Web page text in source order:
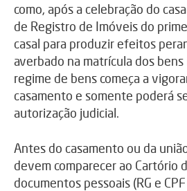
como, após a celebração do
de Registro de Imóveis do
casal para produzir efeitos
averbado na matrícula dos bens
regime de bens começa a
casamento e somente poderá
autorização judicial.
Antes do casamento ou da
devem comparecer ao Cartório
documentos pessoais (RG e